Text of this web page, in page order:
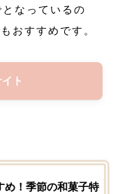
なっているの
おすすめです。
ト
め！季節の和菓子特